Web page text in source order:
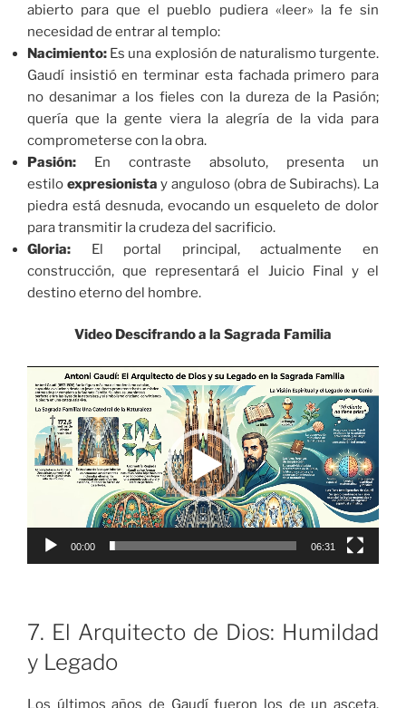
abierto para que el pueblo pudiera «leer» la fe sin
necesidad de entrar al templo:
Nacimiento: Es una explosión de naturalismo turgente.
Gaudí insistió en terminar esta fachada primero para
no desanimar a los fieles con la dureza de la Pasión;
quería que la gente viera la alegría de la vida para
comprometerse con la obra.
Pasión: En contraste absoluto, presenta un
estilo expresionista y anguloso (obra de Subirachs). La
piedra está desnuda, evocando un esqueleto de dolor
para transmitir la crudeza del sacrificio.
Gloria: El portal principal, actualmente en
construcción, que representará el Juicio Final y el
destino eterno del hombre.
Video Descifrando a la Sagrada Familia
Reproductor
de
vídeo
00:00 06:31
7. El Arquitecto de Dios: Humildad
y Legado
Los últimos años de Gaudí fueron los de un asceta.